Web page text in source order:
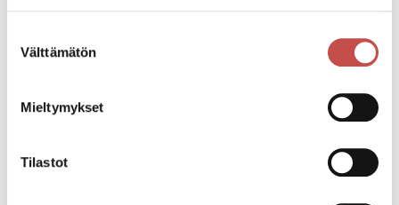
valinta
Välttämätön
Mieltymykset
TilastotTwitter